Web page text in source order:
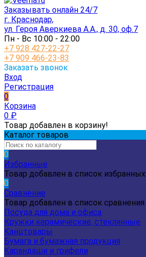
Заказывать онлайн 24/7
г. Краснодар,
ул. Героя Аверкиева А.А., д. 30, оф.7
Пн - Вс 10:00 - 22:00
+7 928 427-22-27
+7 909 466-23-83
Заказать звонок
Вход
Регистрация
0
Корзина
0 ₽
Товар добавлен в корзину!
Каталог товаров
0
Избранные
Товар добавлен в список избранных
0
Сравнение
Товар добавлен в список сравнения
Посуда для дома и офиса
Кружки керамические, стеклянные
Канцтовары
Бумага и бумажная продукция
Карандаши и грифели